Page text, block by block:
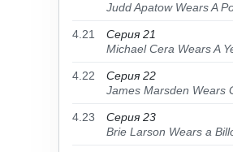
Judd Apatow Wears A
4.21
Серия 21
Michael Cera Wears A
4.22
Серия 22
James Marsden Wears
4.23
Серия 23
Brie Larson Wears a